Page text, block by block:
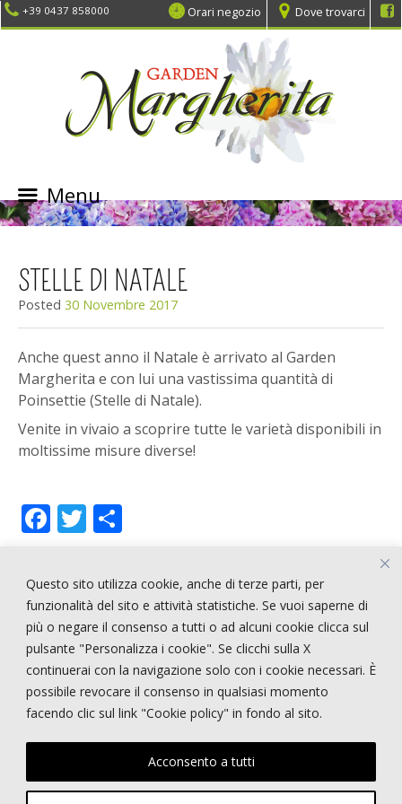
Questo sito utilizza cookie, anche di terze parti, per
funzionalità del sito e attività statistiche. Se vuoi saperne di
più o negare il consenso a tutti o ad alcuni cookie clicca sul
pulsante "Personalizza i cookie". Se clicchi sulla X
continuerai con la navigazione solo con i cookie necessari. È
possibile revocare il consenso in qualsiasi momento
facendo clic sul link "Cookie policy" in fondo al sito.
Acconsento a tutti
+39 0437 858000 Orari negozio Dove trovarci
Menu
SKIP
STELLE DI NATALE
Posted 30 Novembre 2017
Anche quest anno il Natale è arrivato al Garden
Margherita e con lui una vastissima quantità di
Poinsettie (Stelle di Natale).
Venite in vivaio a scoprire tutte le varietà disponibili in
moltissime misure diverse!
F
e
b
o
o
k
T
itt
er
n
di
vi
di
ARTICOLI RECENTI
!!!!! CERCASI PERSONALE !!!!
STRANGE STYLE
NEPENTHES
PRIMI PIANI